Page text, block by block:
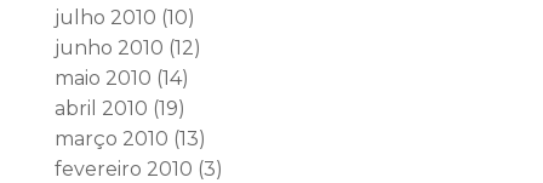
julho 2010 (10)
junho 2010 (12)
maio 2010 (14)
abril 2010 (19)
março 2010 (13)
fevereiro 2010 (3)